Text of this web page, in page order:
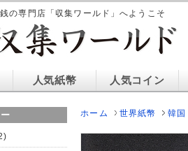
の専門店「収集ワールド」へようこそ
人気紙幣 人気コイン
ホーム 世界紙幣 韓国